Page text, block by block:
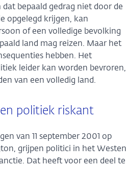
bepaald gedrag niet door de
opgelegd krijgen, kan
of een volledige bevolking
land mag reizen. Maar het
hebben. Het
leider kan worden bevroren,
van een volledig land.
politiek riskant
van 11 september 2001 op
grijpen politici in het Westen
Dat heeft voor een deel te